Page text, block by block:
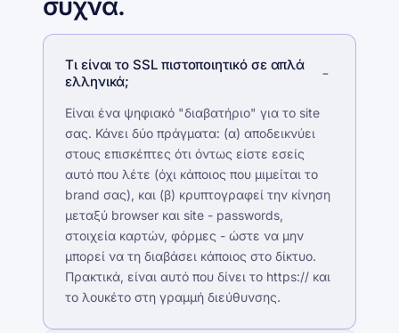
συχνά.
Τι είναι το SSL πιστοποιητικό σε απλά
ελληνικά;
Είναι ένα ψηφιακό "διαβατήριο" για το site
σας. Κάνει δύο πράγματα: (α) αποδεικνύει
στους επισκέπτες ότι όντως είστε εσείς
αυτό που λέτε (όχι κάποιος που μιμείται το
brand σας), και (β) κρυπτογραφεί την κίνηση
μεταξύ browser και site - passwords,
στοιχεία καρτών, φόρμες - ώστε να μην
μπορεί να τη διαβάσει κάποιος στο δίκτυο.
Πρακτικά, είναι αυτό που δίνει το https:// και
το λουκέτο στη γραμμή διεύθυνσης.